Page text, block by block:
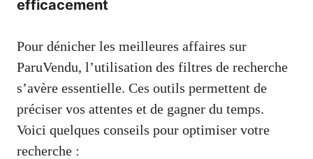
efficacement
Pour dénicher les meilleures affaires sur
ParuVendu, l’utilisation des filtres de recherche
s’avère essentielle. Ces outils permettent de
préciser vos attentes et de gagner du temps.
Voici quelques conseils pour optimiser votre
recherche :